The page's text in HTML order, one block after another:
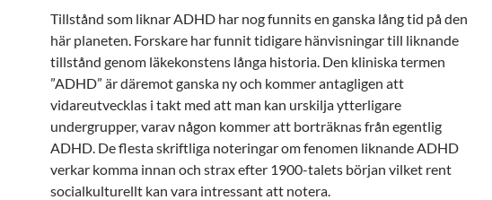
Tillstånd som liknar ADHD har nog funnits en ganska lång tid på den
här planeten. Forskare har funnit tidigare hänvisningar till liknande
tillstånd genom läkekonstens långa historia. Den kliniska termen
”ADHD” är däremot ganska ny och kommer antagligen att
vidareutvecklas i takt med att man kan urskilja ytterligare
undergrupper, varav någon kommer att borträknas från egentlig
ADHD. De flesta skriftliga noteringar om fenomen liknande ADHD
verkar komma innan och strax efter 1900-talets början vilket rent
socialkulturellt kan vara intressant att notera.